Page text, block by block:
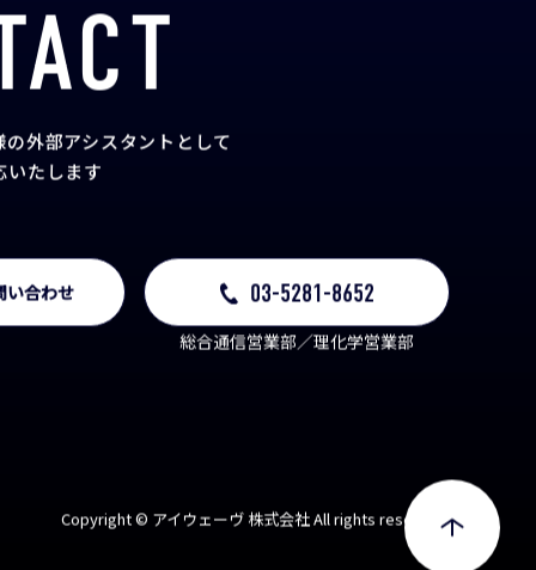
外部アシスタント として
たします
い合わせ 03-5281-8652
総合通信営業部／理化学営業部
Copyright © アイウェーヴ 株式会社 All rights reserved.